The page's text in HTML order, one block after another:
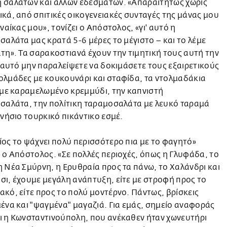
και άλλων εδεσμάτων. «Απαραιτήτως χωρίς
από σπιτικές οικογενειακές συνταγές της μάνας μου
μου», τονίζει ο Απόστολος, «γι' αυτό η
μας κρατά 5-6 μέρες το μέγιστο – και το λέμε
Τα σαρακοστιανά έχουν την τιμητική τους αυτή την
μην παραλείψετε να δοκιμάσετε τους εξαιρετικούς
με κουκουνάρι και σταφίδα, τα ντολμαδάκια
με καραμελωμένο κρεμμύδι, την καπνιστή
την πολίτικη ταραμοσαλάτα με λευκό ταραμά
τουρκικό πικάντικο εσμέ.
το ψάχνει πολύ περισσότερο πια με το φαγητό»
ο Απόστολος. «Σε πολλές περιοχές, όπως η Γλυφάδα, το
Σμύρνη, η Ερυθραία προς τα πάνω, το Χαλάνδρι και
έχουμε μεγάλη ανάπτυξη, είτε με στροφή προς το
είτε προς το πολύ μοντέρνο. Πάντως, βρίσκεις
και "ψαγμένα" μαγαζιά. Για εμάς, σημείο αναφοράς
η Κωνσταντινούπολη, που ανέκαθεν ήταν χωνευτήρι